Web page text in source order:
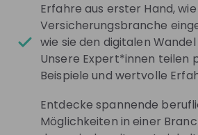
Follow
Recordings
5 months ago
Allianz Suisse
Trainee@Allianz - Entdecke das
Erfahre aus erster Hand,
Versicherungsbranche
wie sie den digitalen
Unsere Expert*innen teilen
Beispiele und wertvolle
Entdecke spannende
Möglichkeiten in einer